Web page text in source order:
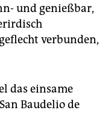
und genießbar,
verbunden,
das einsame
Baudelio de